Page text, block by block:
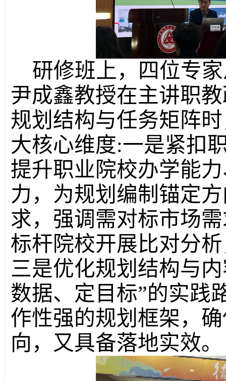
研修班上，四位专
尹成鑫教授在主讲职
规划结构与任务矩阵
大核心维度:一是紧扣
提升职业院校办学能
力，为规划编制锚定
求，强调需对标市场
标杆院校开展比对分
三是优化规划结构与
数据、定目标”的实践
作性强的规划框架，
向，又具备落地实效。